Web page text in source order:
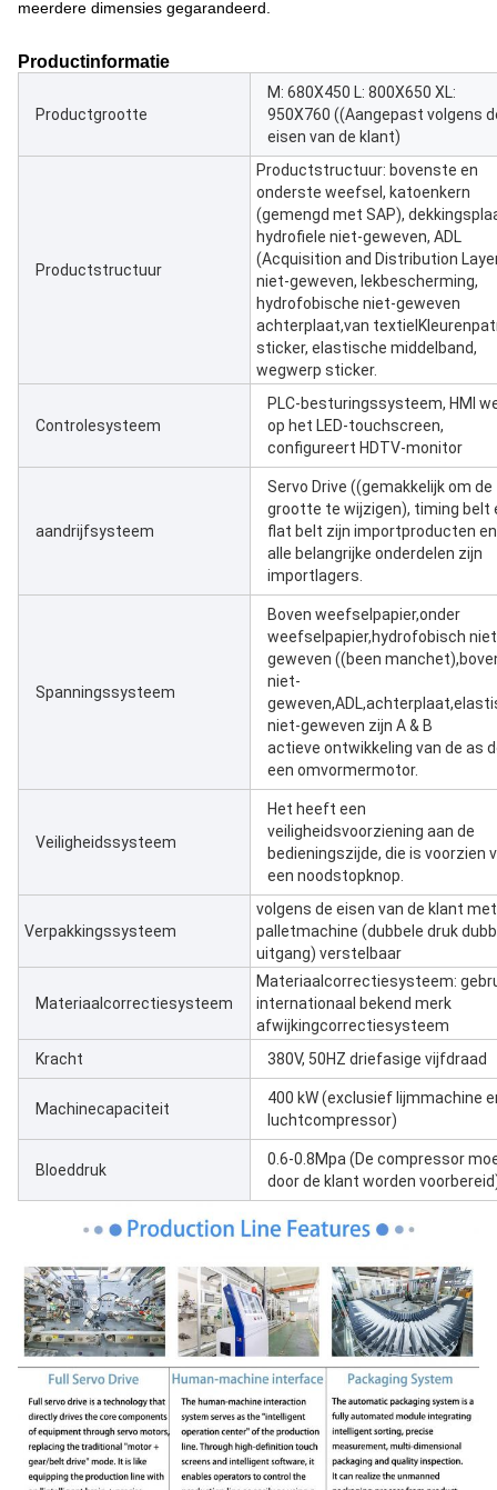
meerdere dimensies gegarandeerd.
Productinformatie
Productgrootte
M: 680X450 L: 800X650 XL:
950X760 ((Aangepast volgens
eisen van de klant)
Productstructuur
Productstructuur: bovenste en
onderste weefsel, katoenkern
(gemengd met SAP),
hydrofiele niet-geweven, ADL
(Acquisition and Distribution
niet-geweven, lekbescherming,
hydrofobische niet-geweven
achterplaat,van
sticker, elastische middelband,
wegwerp sticker.
Controlesysteem
PLC-besturingssysteem, HMI
op het LED-touchscreen,
configureert HDTV-monitor
aandrijfsysteem
Servo Drive ((gemakkelijk om de
grootte te wijzigen), timing belt
flat belt zijn importproducten en
alle belangrijke onderdelen zijn
importlagers.
Spanningssysteem
Boven weefselpapier,onder
weefselpapier,hydrofobisch
geweven ((been
niet-
niet-geweven zijn A & B
actieve ontwikkeling van de as
een omvormermotor.
Veiligheidssysteem
Het heeft een
veiligheidsvoorziening aan de
bedieningszijde, die is voorzien
een noodstopknop.
Verpakkingssysteem
volgens de eisen van de klant met
palletmachine (dubbele druk
uitgang) verstelbaar
Materiaalcorrectiesysteem
Materiaalcorrectiesysteem:
internationaal bekend merk
afwijkingcorrectiesysteem
Kracht
380V, 50HZ driefasige vijfdraad
Machinecapaciteit
400 kW (exclusief lijmmachine
luchtcompressor)
Bloeddruk
0.6-0.8Mpa (De compressor
door de klant worden